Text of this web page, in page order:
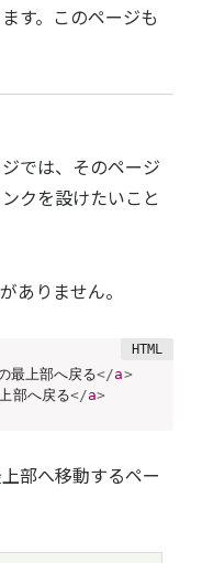
す。このページも
では、そのページ
クを設けたいこと
ありません。
最上部へ戻る</a>
部へ戻る</a>
部へ移動するペー